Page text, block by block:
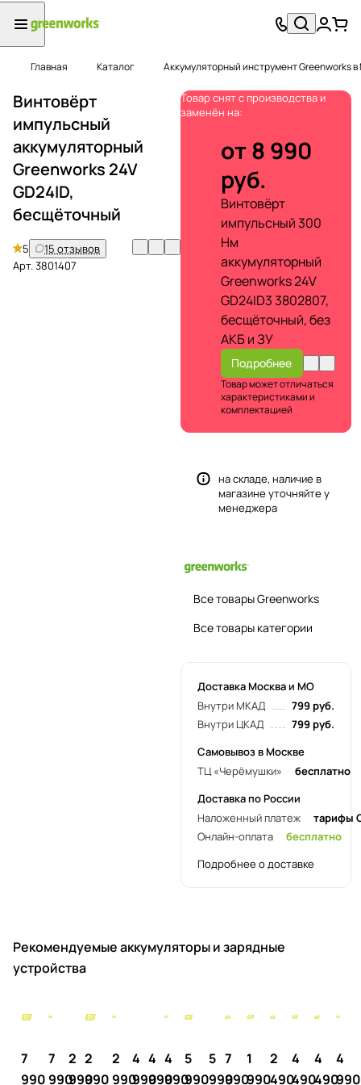
Главная Каталог Аккумуляторный инструмент Greenworks
Винтовёрт
импульсный
аккумуляторный
Greenworks 24V
GD24ID,
бесщёточный
5
15 отзывов
Арт.3801407
Товар снят с производства и
заменён на:
от 8 990
руб.
Винтовёрт
импульсный 300
Нм
аккумуляторный
Greenworks 24V
GD24ID3 3802807,
бесщёточный, без
АКБ и ЗУ
Подробнее
Товар может отличаться
характеристиками и
комплектацией
на складе, наличие в
магазине уточняйте у
менеджера
Все товары Greenworks
Все товары категории
Доставка Москва и МО
Внутри МКАД
799 руб.
Внутри ЦКАД
799 руб.
Самовывоз в Москве
ТЦ «Черёмушки»
бесплатно
Доставка по России
Наложенный платеж
тарифы
Онлайн-оплата
бесплатно
Подробнее о доставке
Рекомендуемые аккумуляторы и зарядные
устройства
7
990
7
990
2
990
2
990
2
990
4
990
4
990
4
990
5
990
5
990
7
990
1
990
2
490
4
490
4
490
4
990